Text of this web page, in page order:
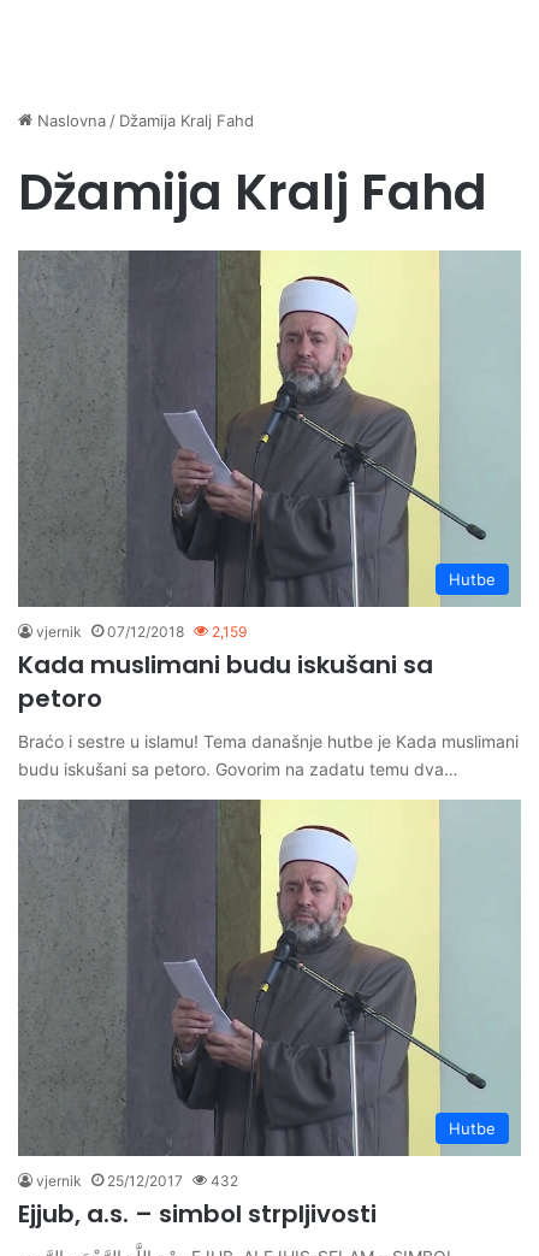
Naslovna / Džamija Kralj Fahd
Džamija Kralj Fahd
Hutbe
vjernik 07/12/2018 2,159
Kada muslimani budu iskušani sa
petoro
Braćo i sestre u islamu! Tema današnje hutbe je Kada muslimani
budu iskušani sa petoro. Govorim na zadatu temu dva…
Hutbe
vjernik 25/12/2017 432
Ejjub, a.s. – simbol strpljivosti